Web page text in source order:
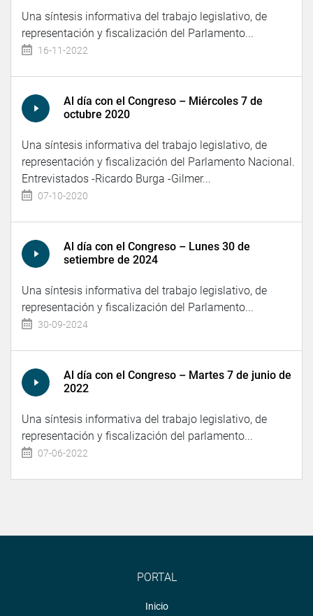
Una síntesis informativa del trabajo legislativo, de
representación y fiscalización del Parlamento...
16-11-2022
Al día con el Congreso – Miércoles 7 de
octubre 2020
Una síntesis informativa del trabajo legislativo, de
representación y fiscalización del Parlamento Nacional.
Entrevistados -Ricardo Burga -Gilmer...
07-10-2020
Al día con el Congreso – Lunes 30 de
setiembre de 2024
Una síntesis informativa del trabajo legislativo, de
representación y fiscalización del Parlamento...
30-09-2024
Al día con el Congreso – Martes 7 de junio de
2022
Una síntesis informativa del trabajo legislativo, de
representación y fiscalización del parlamento...
07-06-2022
PORTAL
Inicio